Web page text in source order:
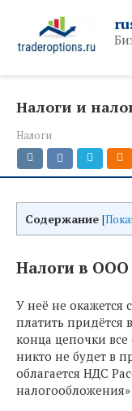
контенту
Налоги и
Налоги
Содержание [
Налоги в ООО
У неё не окажется
платить придётся
конца цепочки
никто не будет в
облагается НДС